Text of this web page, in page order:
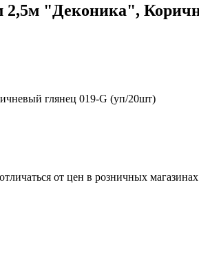
"Деконика",
глянец 019-G (уп/20шт)
от цен в розничных магазинах